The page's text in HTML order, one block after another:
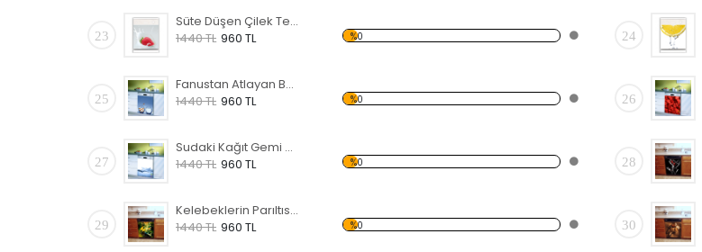
23
Süte Düşen Çilek Temalı Beyaz Eşya Sticker
1440 TL 960 TL %0 24
25
Fanustan Atlayan Balık Temalı Beyaz Eşya Sticker
1440 TL 960 TL %0 26
27
Sudaki Kağıt Gemi Temalı Beyaz Eşya Sticker
1440 TL 960 TL %0 28
29
Kelebeklerin Parıltısı Temalı Beyaz Eşya Sticker
1440 TL 960 TL %0 30